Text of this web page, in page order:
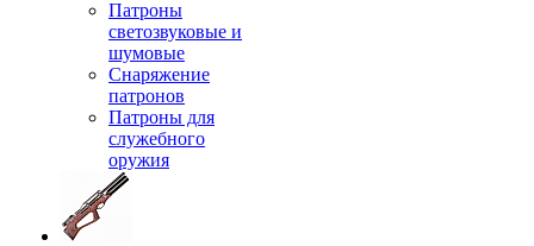
Патроны
светозвуковые и
шумовые
Снаряжение
патронов
Патроны для
служебного
оружия